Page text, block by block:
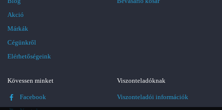
Akció
Márkák
Cégünkről
Elérhetőségeink
Kövessen minket
Facebook
Viszonteladóknak
Viszonteladói információk